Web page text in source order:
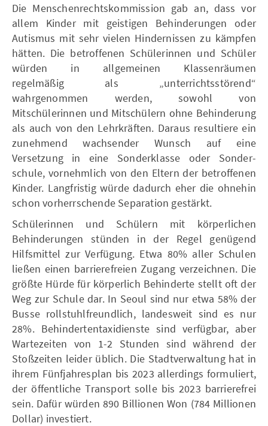
Die Menschenrechtskommission gab an, dass vor
allem Kinder mit geistigen Behinderungen oder
Autismus mit sehr vielen Hindernissen zu kämpfen
hätten. Die betroffenen Schülerinnen und Schüler
würden in allgemeinen Klassenräumen
regelmäßig als „unterrichtsstörend“
wahrgenommen werden, sowohl von
Mitschülerinnen und Mitschülern ohne Behinderung
als auch von den Lehrkräften. Daraus resultiere ein
zunehmend wachsender Wunsch auf eine
Versetzung in eine Sonderklasse oder Sonder-
schule, vornehmlich von den Eltern der betroffenen
Kinder. Langfristig würde dadurch eher die ohnehin
schon vorherrschende Separation gestärkt.
Schülerinnen und Schülern mit körperlichen
Behinderungen stünden in der Regel genügend
Hilfsmittel zur Verfügung. Etwa 80% aller Schulen
ließen einen barrierefreien Zugang verzeichnen. Die
größte Hürde für körperlich Behinderte stellt oft der
Weg zur Schule dar. In Seoul sind nur etwa 58% der
Busse rollstuhlfreundlich, landesweit sind es nur
28%. Behindertentaxidienste sind verfügbar, aber
Wartezeiten von 1-2 Stunden sind während der
Stoßzeiten leider üblich. Die Stadtverwaltung hat in
ihrem Fünfjahresplan bis 2023 allerdings formuliert,
der öffentliche Transport solle bis 2023 barrierefrei
sein. Dafür würden 890 Billionen Won (784 Millionen
Dollar) investiert.